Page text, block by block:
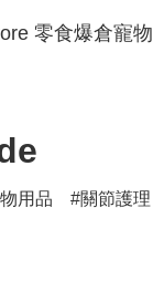
零食爆倉寵物
用品 關節護理